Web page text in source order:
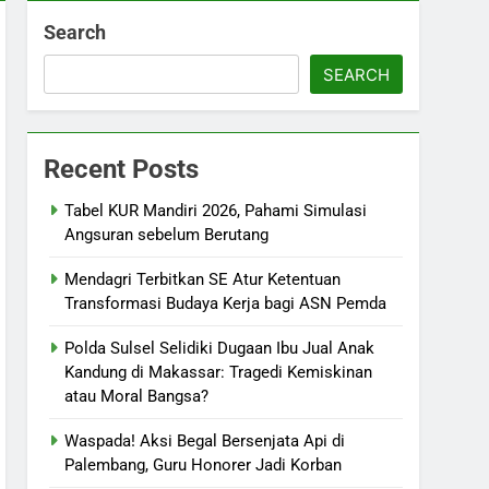
Search
SEARCH
Recent Posts
Tabel KUR Mandiri 2026, Pahami Simulasi
Angsuran sebelum Berutang
Mendagri Terbitkan SE Atur Ketentuan
Transformasi Budaya Kerja bagi ASN Pemda
Polda Sulsel Selidiki Dugaan Ibu Jual Anak
Kandung di Makassar: Tragedi Kemiskinan
atau Moral Bangsa?
Waspada! Aksi Begal Bersenjata Api di
Palembang, Guru Honorer Jadi Korban